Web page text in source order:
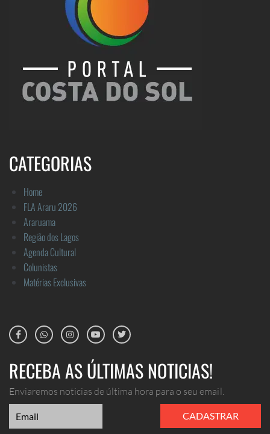
CATEGORIAS
Home
FLA Araru 2026
Araruama
Região dos Lagos
Agenda Cultural
Colunistas
Matérias Exclusivas
RECEBA AS ÚLTIMAS NOTICIAS!
Enviaremos noticias de última hora para o seu email.
CADASTRAR